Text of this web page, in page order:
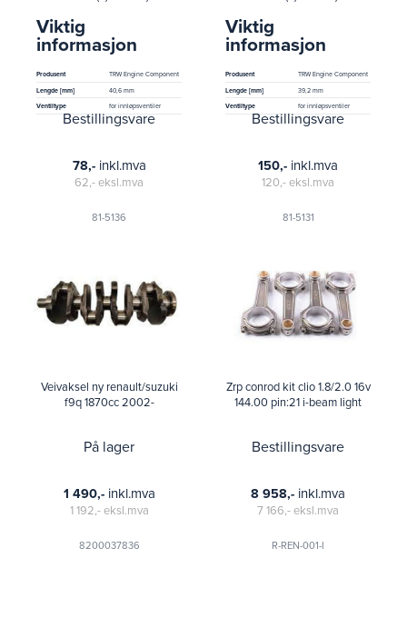
Viktig
informasjon
Produsent
TRW Engine Component
Lengde [mm]
40,6 mm
Ventiltype
for innløpsventiler
Bestillingsvare
81-5136
78,- inkl.mva
62,-eksl.mva
Viktig
informasjon
Produsent
TRW Engine Component
Lengde [mm]
39,2 mm
Ventiltype
for innløpsventiler
Bestillingsvare
81-5131
150,- inkl.mva
120,-eksl.mva
Veivaksel ny renault/suzuki
f9q 1870cc 2002-
På lager
8200037836
1 490,- inkl.mva
1 192,-eksl.mva
Zrp conrod kit clio 1.8/2.0 16v
144.00 pin:21 i-beam light
Bestillingsvare
R-REN-001-I
8 958,- inkl.mva
7 166,-eksl.mva